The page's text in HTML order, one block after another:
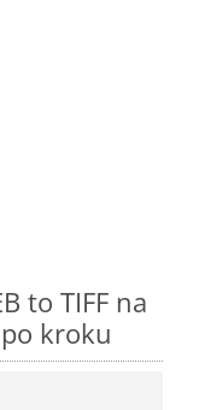
to TIFF na
kroku